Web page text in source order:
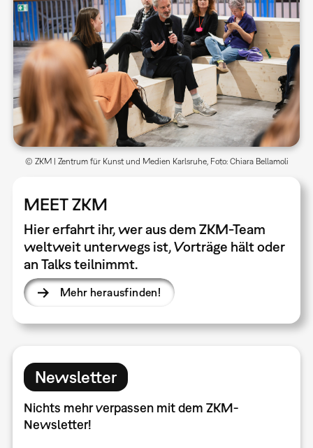
MEET ZKM
Hier erfahrt ihr, wer aus dem ZKM-Team
weltweit unterwegs ist, Vorträge hält oder
an Talks teilnimmt.
Mehr herausfinden!
© ZKM | Zentrum für Kunst und Medien Karlsruhe, Foto: Chiara Bellamoli
Newsletter
Nichts mehr verpassen mit dem ZKM-
Newsletter!